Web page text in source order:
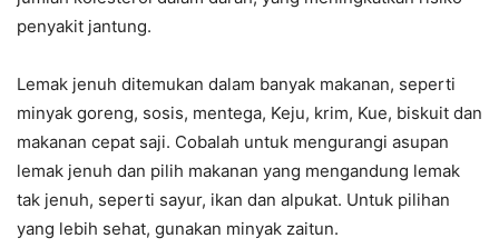
penyakit jantung.
Lemak jenuh ditemukan dalam banyak makanan, seperti
minyak goreng, sosis, mentega, Keju, krim, Kue, biskuit dan
makanan cepat saji. Cobalah untuk mengurangi asupan
lemak jenuh dan pilih makanan yang mengandung lemak
tak jenuh, seperti sayur, ikan dan alpukat. Untuk pilihan
yang lebih sehat, gunakan minyak zaitun.